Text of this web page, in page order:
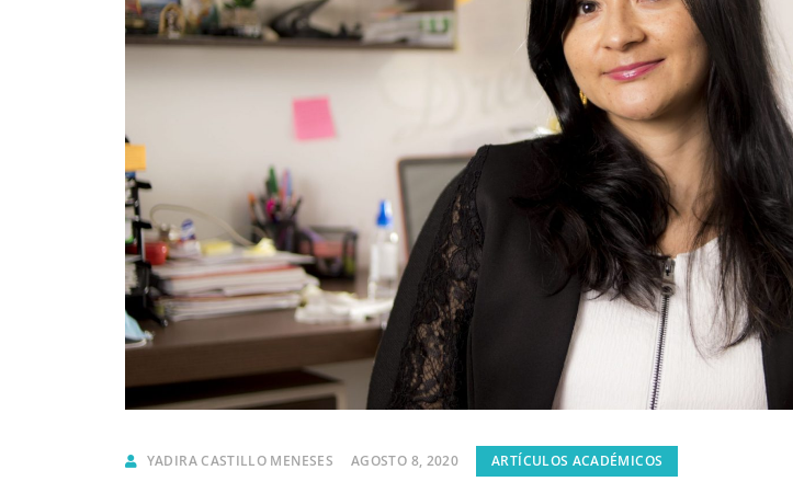
YADIRA CASTILLO MENESES AGOSTO 8, 2020 ARTÍCULOS ACADÉMICOS